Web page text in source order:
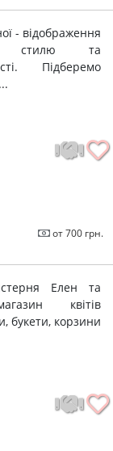
- відображення
стилю та
Підберемо
от 700 грн.
Елен та
квітів
букети, корзини